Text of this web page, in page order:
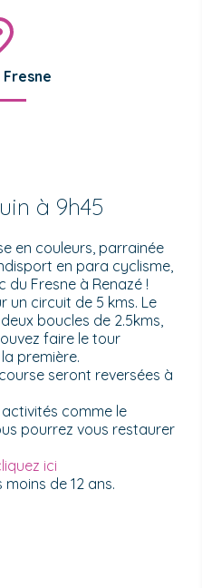
à 9h45
en couleurs, parrainée
en para cyclisme,
du Fresne à Renazé !
un circuit de 5 kms. Le
boucles de 2.5kms,
faire le tour
première.
seront reversées à
comme le
pourrez vous restaurer
ici
de 12 ans.